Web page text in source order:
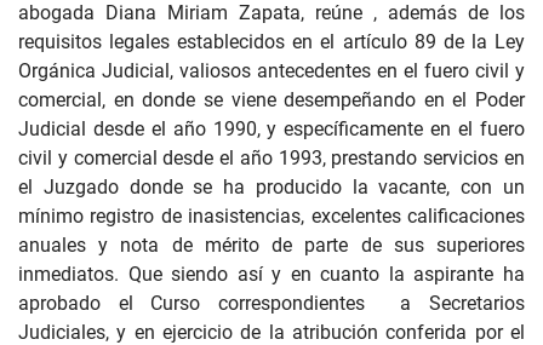
abogada Diana Miriam Zapata, reúne , además de los
requisitos legales establecidos en el artículo 89 de la Ley
Orgánica Judicial, valiosos antecedentes en el fuero civil y
comercial, en donde se viene desempeñando en el Poder
Judicial desde el año 1990, y específicamente en el fuero
civil y comercial desde el año 1993, prestando servicios en
el Juzgado donde se ha producido la vacante, con un
mínimo registro de inasistencias, excelentes calificaciones
anuales y nota de mérito de parte de sus superiores
inmediatos. Que siendo así y en cuanto la aspirante ha
aprobado el Curso correspondientes
a Secretarios
Judiciales, y en ejercicio de la atribución conferida por el